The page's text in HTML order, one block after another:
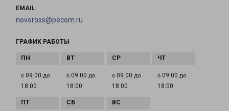
EMAIL
novoross@pecom.ru
ГРАФИК РАБОТЫ
с 09:00 до
18:00
с 09:00 до
18:00
с 09:00 до
18:00
с 09:00 до
18:00